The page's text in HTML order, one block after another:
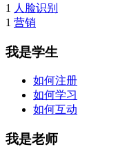
1 人脸识别
1 营销
我是学生
如何注册
如何学习
如何互动
我是老师